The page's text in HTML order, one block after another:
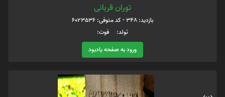
توران قربانی
بازدید: 348 - کد متوفی: 6023536
تولد: فوت:
ورود به صفحه یادبود